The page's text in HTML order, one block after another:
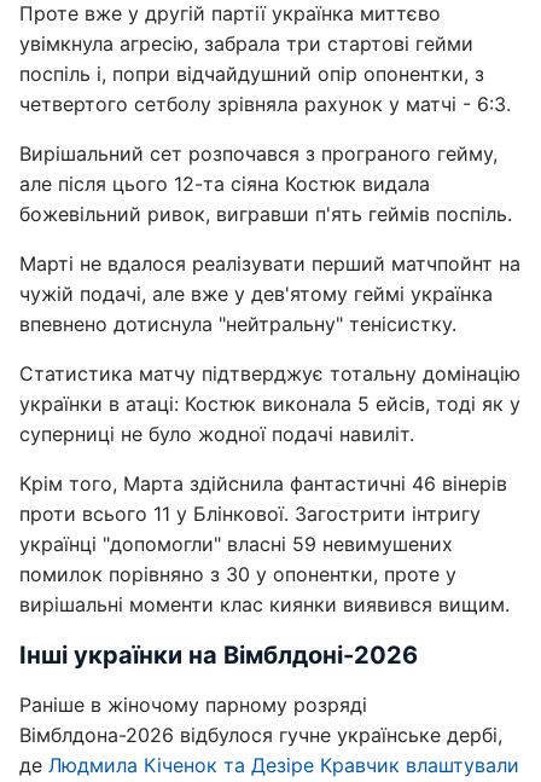
Проте вже у другій партії українка миттєво
увімкнула агресію, забрала три стартові гейми
поспіль і, попри відчайдушний опір опонентки, з
четвертого сетболу зрівняла рахунок у матчі - 6:3.
Вирішальний сет розпочався з програного гейму,
але після цього 12-та сіяна Костюк видала
божевільний ривок, вигравши п'ять геймів поспіль.
Марті не вдалося реалізувати перший матчпойнт на
чужій подачі, але вже у дев'ятому геймі українка
впевнено дотиснула "нейтральну" тенісистку.
Статистика матчу підтверджує тотальну домінацію
українки в атаці: Костюк виконала 5 ейсів, тоді як у
суперниці не було жодної подачі навиліт.
Крім того, Марта здійснила фантастичні 46 вінерів
проти всього 11 у Блінкової. Загострити інтригу
українці "допомогли" власні 59 невимушених
помилок порівняно з 30 у опонентки, проте у
вирішальні моменти клас киянки виявився вищим.
Інші українки на Вімблдоні-2026
Раніше в жіночому парному розряді
Вімблдона-2026 відбулося гучне українське дербі,
де Людмила Кіченок та Дезіре Кравчик влаштували